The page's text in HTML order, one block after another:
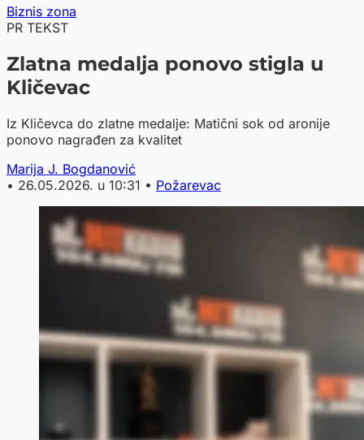
Biznis zona
PR TEKST
Zlatna medalja ponovo stigla u
Kličevac
Iz Kličevca do zlatne medalje: Matični sok od aronije
ponovo nagrađen za kvalitet
Marija J. Bogdanović
• 26.05.2026. u 10:31 • Požarevac